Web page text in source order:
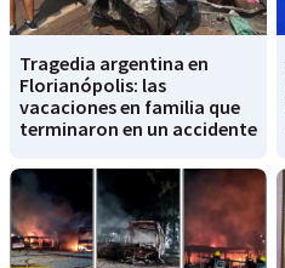
Tragedia argentina en
Florianópolis: las
vacaciones en familia que
terminaron en un accidente